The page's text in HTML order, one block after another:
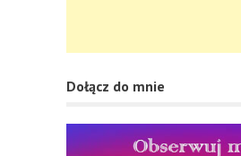
Dołącz do mnie